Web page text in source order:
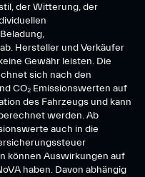
der Witterung, der
Hersteller und Verkäufer
Gewähr leisten. Die
sich nach den
CO₂ Emissionswerten auf
des Fahrzeugs und kann
werden. Ab
auch in die
können Auswirkungen auf
haben. Davon abhängig